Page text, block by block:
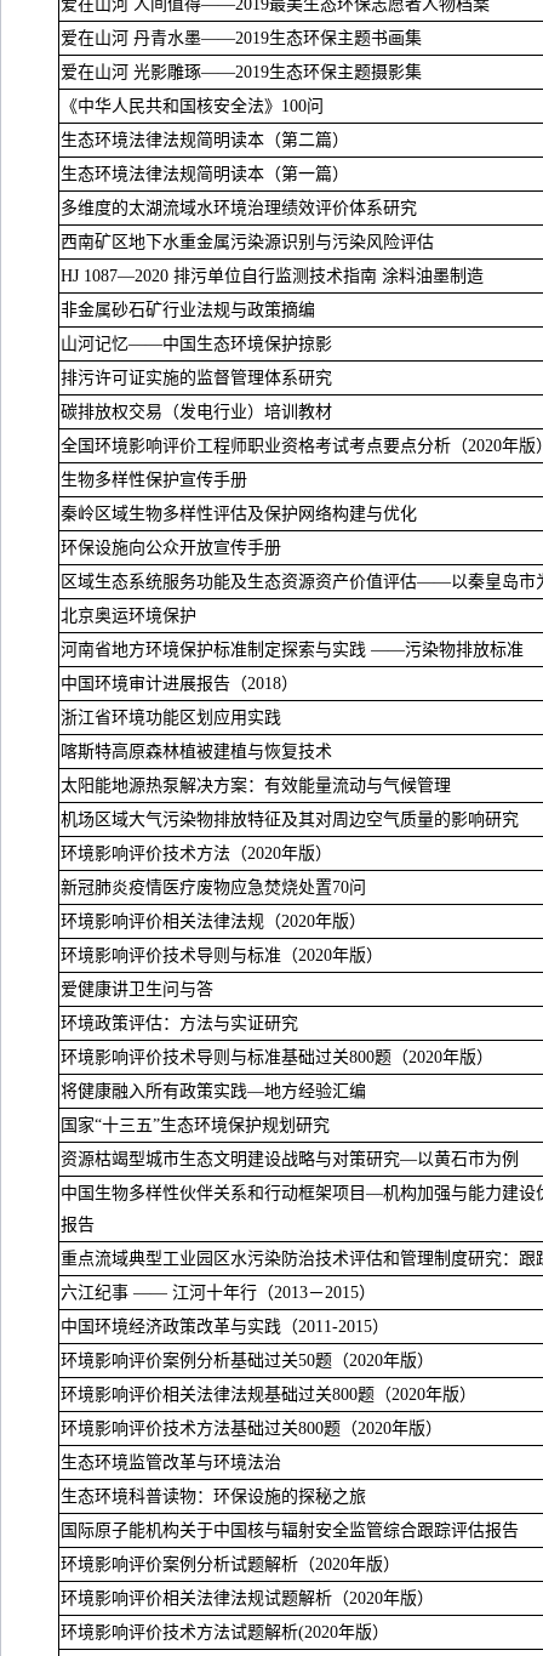
爱在山河 人间值得——2019最美生态环保志愿者人物档案
爱在山河 丹青水墨——2019生态环保主题书画集
爱在山河 光影雕琢——2019生态环保主题摄影集
《中华人民共和国核安全法》 100问
生态环境法律法规简明读本（第二篇）
生态环境法律法规简明读本（第一篇）
多维度的太湖流域水环境治理绩效评价体系研究
西南矿区地下水重金属污染源识别与污染风险评估
HJ 1087—2020 排污单位自行监测技术指南 涂料油墨制造
非金属砂石矿行业法规与政策摘编
山河记忆——中国生态环境保护掠影
排污许可证实施的监督管理体系研究
碳排放权交易（发电行业）培训教材
全国环境影响评价工程师职业资格考试考点要点分析（2020年版
生物多样性保护宣传手册
秦岭区域生物多样性评估及保护网络构建与优化
环保设施向公众开放宣传手册
区域生态系统服务功能及生态资源资产价值评估——以秦皇岛市
北京奥运环境保护
河南省地方环境保护标准制定探索与实践 ——污染物排放标准
中国环境审计进展报告（2018）
浙江省环境功能区划应用实践
喀斯特高原森林植被建植与恢复技术
太阳能地源热泵解决方案：有效能量流动与气候管理
机场区域大气污染物排放特征及其对周边空气质量的影响研究
环境影响评价技术方法（2020年版）
新冠肺炎疫情医疗废物应急焚烧处置70问
环境影响评价相关法律法规（2020年版）
环境影响评价技术导则与标准（2020年版）
爱健康讲卫生问与答
环境政策评估：方法与实证研究
环境影响评价技术导则与标准基础过关800题（2020年版）
将健康融入所有政策实践—地方经验汇编
国家“十三五”生态环境保护规划研究
资源枯竭型城市生态文明建设战略与对策研究—以黄石市为例
中国生物多样性伙伴关系和行动框架项目—机构加强与能力建设
报告
重点流域典型工业园区水污染防治技术评估和管理制度研究：跟
六江纪事 —— 江河十年行（2013－2015）
中国环境经济政策改革与实践（2011-2015）
环境影响评价案例分析基础过关50题（2020年版）
环境影响评价相关法律法规基础过关800题（2020年版）
环境影响评价技术方法基础过关800题（2020年版）
生态环境监管改革与环境法治
生态环境科普读物：环保设施的探秘之旅
国际原子能机构关于中国核与辐射安全监管综合跟踪评估报告
环境影响评价案例分析试题解析（2020年版）
环境影响评价相关法律法规试题解析（2020年版）
环境影响评价技术方法试题解析(2020年版）